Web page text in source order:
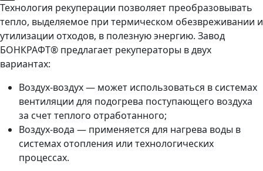
Технология рекуперации позволяет преобразовывать
тепло, выделяемое при термическом обезвреживании и
утилизации отходов, в полезную энергию. Завод
БОНКРАФТ® предлагает рекуператоры в двух
вариантах:
Воздух-воздух — может использоваться в системах
вентиляции для подогрева поступающего воздуха
за счет теплого отработанного;
Воздух-вода — применяется для нагрева воды в
системах отопления или технологических
процессах.